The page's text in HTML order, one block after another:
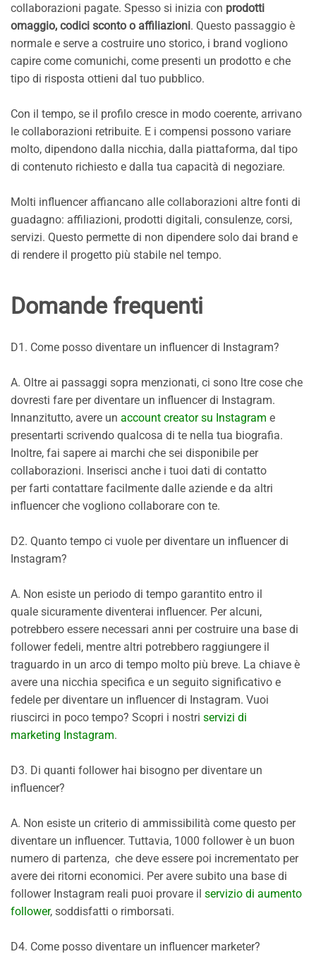
collaborazioni pagate. Spesso si inizia con prodotti
omaggio, codici sconto o affiliazioni. Questo passaggio è
normale e serve a costruire uno storico, i brand vogliono
capire come comunichi, come presenti un prodotto e che
tipo di risposta ottieni dal tuo pubblico.
Con il tempo, se il profilo cresce in modo coerente, arrivano
le collaborazioni retribuite. E i compensi possono variare
molto, dipendono dalla nicchia, dalla piattaforma, dal tipo
di contenuto richiesto e dalla tua capacità di negoziare.
Molti influencer affiancano alle collaborazioni altre fonti di
guadagno: affiliazioni, prodotti digitali, consulenze, corsi,
servizi. Questo permette di non dipendere solo dai brand e
di rendere il progetto più stabile nel tempo.
Domande frequenti
D1. Come posso diventare un influencer di Instagram?
A. Oltre ai passaggi sopra menzionati, ci sono ltre cose che
dovresti fare per diventare un influencer di Instagram.
Innanzitutto, avere un account creator su Instagram e
presentarti scrivendo qualcosa di te nella tua biografia.
Inoltre, fai sapere ai marchi che sei disponibile per
collaborazioni. Inserisci anche i tuoi dati di contatto
per farti contattare facilmente dalle aziende e da altri
influencer che vogliono collaborare con te.
D2. Quanto tempo ci vuole per diventare un influencer di
Instagram?
A. Non esiste un periodo di tempo garantito entro il
quale sicuramente diventerai influencer. Per alcuni,
potrebbero essere necessari anni per costruire una base di
follower fedeli, mentre altri potrebbero raggiungere il
traguardo in un arco di tempo molto più breve. La chiave è
avere una nicchia specifica e un seguito significativo e
fedele per diventare un influencer di Instagram. Vuoi
riuscirci in poco tempo? Scopri i nostri servizi di
marketing Instagram.
D3. Di quanti follower hai bisogno per diventare un
influencer?
A. Non esiste un criterio di ammissibilità come questo per
diventare un influencer. Tuttavia, 1000 follower è un buon
numero di partenza, che deve essere poi incrementato per
avere dei ritorni economici. Per avere subito una base di
follower Instagram reali puoi provare il servizio di aumento
follower, soddisfatti o rimborsati.
D4. Come posso diventare un influencer marketer?